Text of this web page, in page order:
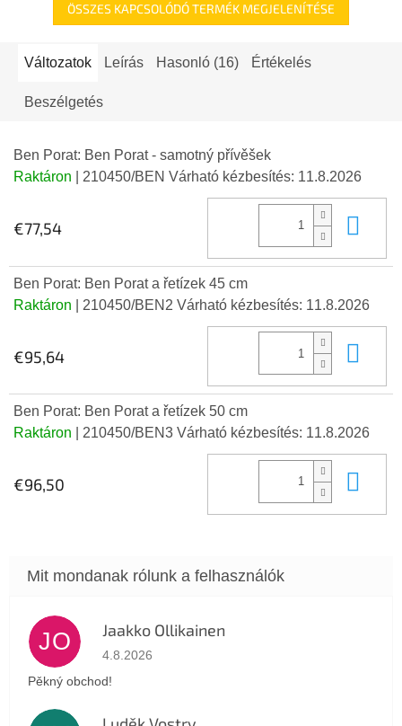
ÖSSZES KAPCSOLÓDÓ TERMÉK MEGJELENÍTÉSE
Változatok Leírás Hasonló (16) Értékelés
Beszélgetés
Ben Porat: Ben Porat - samotný přívěšek
Raktáron
| 210450/BEN Várható kézbesítés: 11.8.2026
€77,54
Ben Porat: Ben Porat a řetízek 45 cm
Raktáron
| 210450/BEN2 Várható kézbesítés: 11.8.2026
€95,64
Ben Porat: Ben Porat a řetízek 50 cm
Raktáron
| 210450/BEN3 Várható kézbesítés: 11.8.2026
€96,50
JO Jaakko Ollikainen
Az áruház értékelése 5-ből 5 csillag.
4.8.2026
Pěkný obchod!